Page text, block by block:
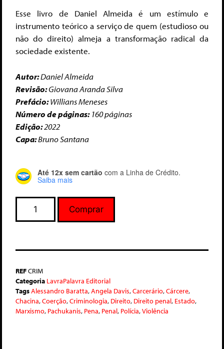
Esse livro de Daniel Almeida é um estímulo e
instrumento teórico a serviço de quem (estudioso ou
não do direito) almeja a transformação radical da
sociedade existente.
Autor:Daniel Almeida
Revisão:Giovana Aranda Silva
Prefácio:Willians Meneses
Número de páginas: 160 páginas
Edição:2022
Capa:Bruno Santana
Até 12x sem cartão com a Linha de Crédito.
Saiba mais
Comprar
REFCRIM
Categoria LavraPalavra Editorial
TagsAlessandro Baratta,Angela Davis,Carcerário,Cárcere,
Chacina,Coerção,Criminologia, Direito, Direito penal, Estado,
Marxismo, Pachukanis, Pena, Penal, Polícia,Violência